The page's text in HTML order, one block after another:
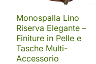
Monospalla Lino
Riserva Elegante –
Finiture in Pelle e
Tasche Multi-
Accessorio